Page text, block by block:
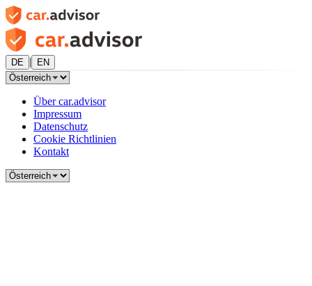
DE | EN
Über car.advisor
Impressum
Datenschutz
Cookie Richtlinien
Kontakt